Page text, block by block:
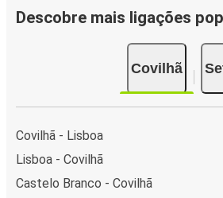
Descobre mais ligações
Covilhã
Covilhã - Lisboa
Lisboa - Covilhã
Castelo Branco - Covilhã